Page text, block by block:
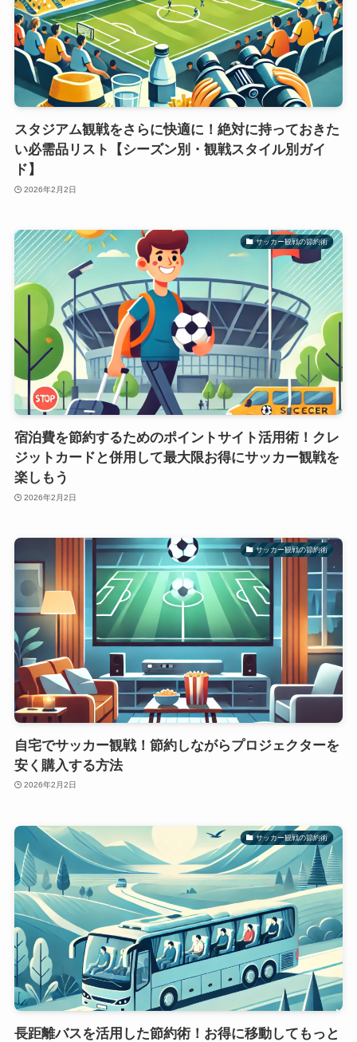
スタジアム観戦をさらに快適に！絶対に持っておきた
い必需品リスト【シーズン別・観戦スタイル別ガイ
ド】
2026年2月2日
サッカー観戦の節約術
宿泊費を節約するためのポイントサイト活用術！クレ
ジットカードと併用して最大限お得にサッカー観戦を
楽しもう
2026年2月2日
サッカー観戦の節約術
自宅でサッカー観戦！節約しながらプロジェクターを
安く購入する方法
2026年2月2日
サッカー観戦の節約術
長距離バスを活用した節約術！お得に移動してもっと